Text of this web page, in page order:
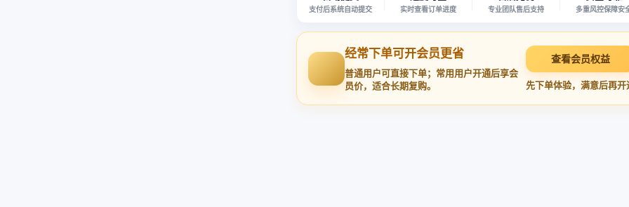
支付后系统自动提交 实时查看订单进度 专业团队售后支持 多重风控保障安
经常下单可开会员更省
普通用户可直接下单；常用用户开通后享会
员价，适合长期复购。
查看会员权益
先下单体验，满意后再开